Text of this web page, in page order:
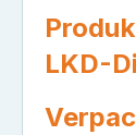
LKD-